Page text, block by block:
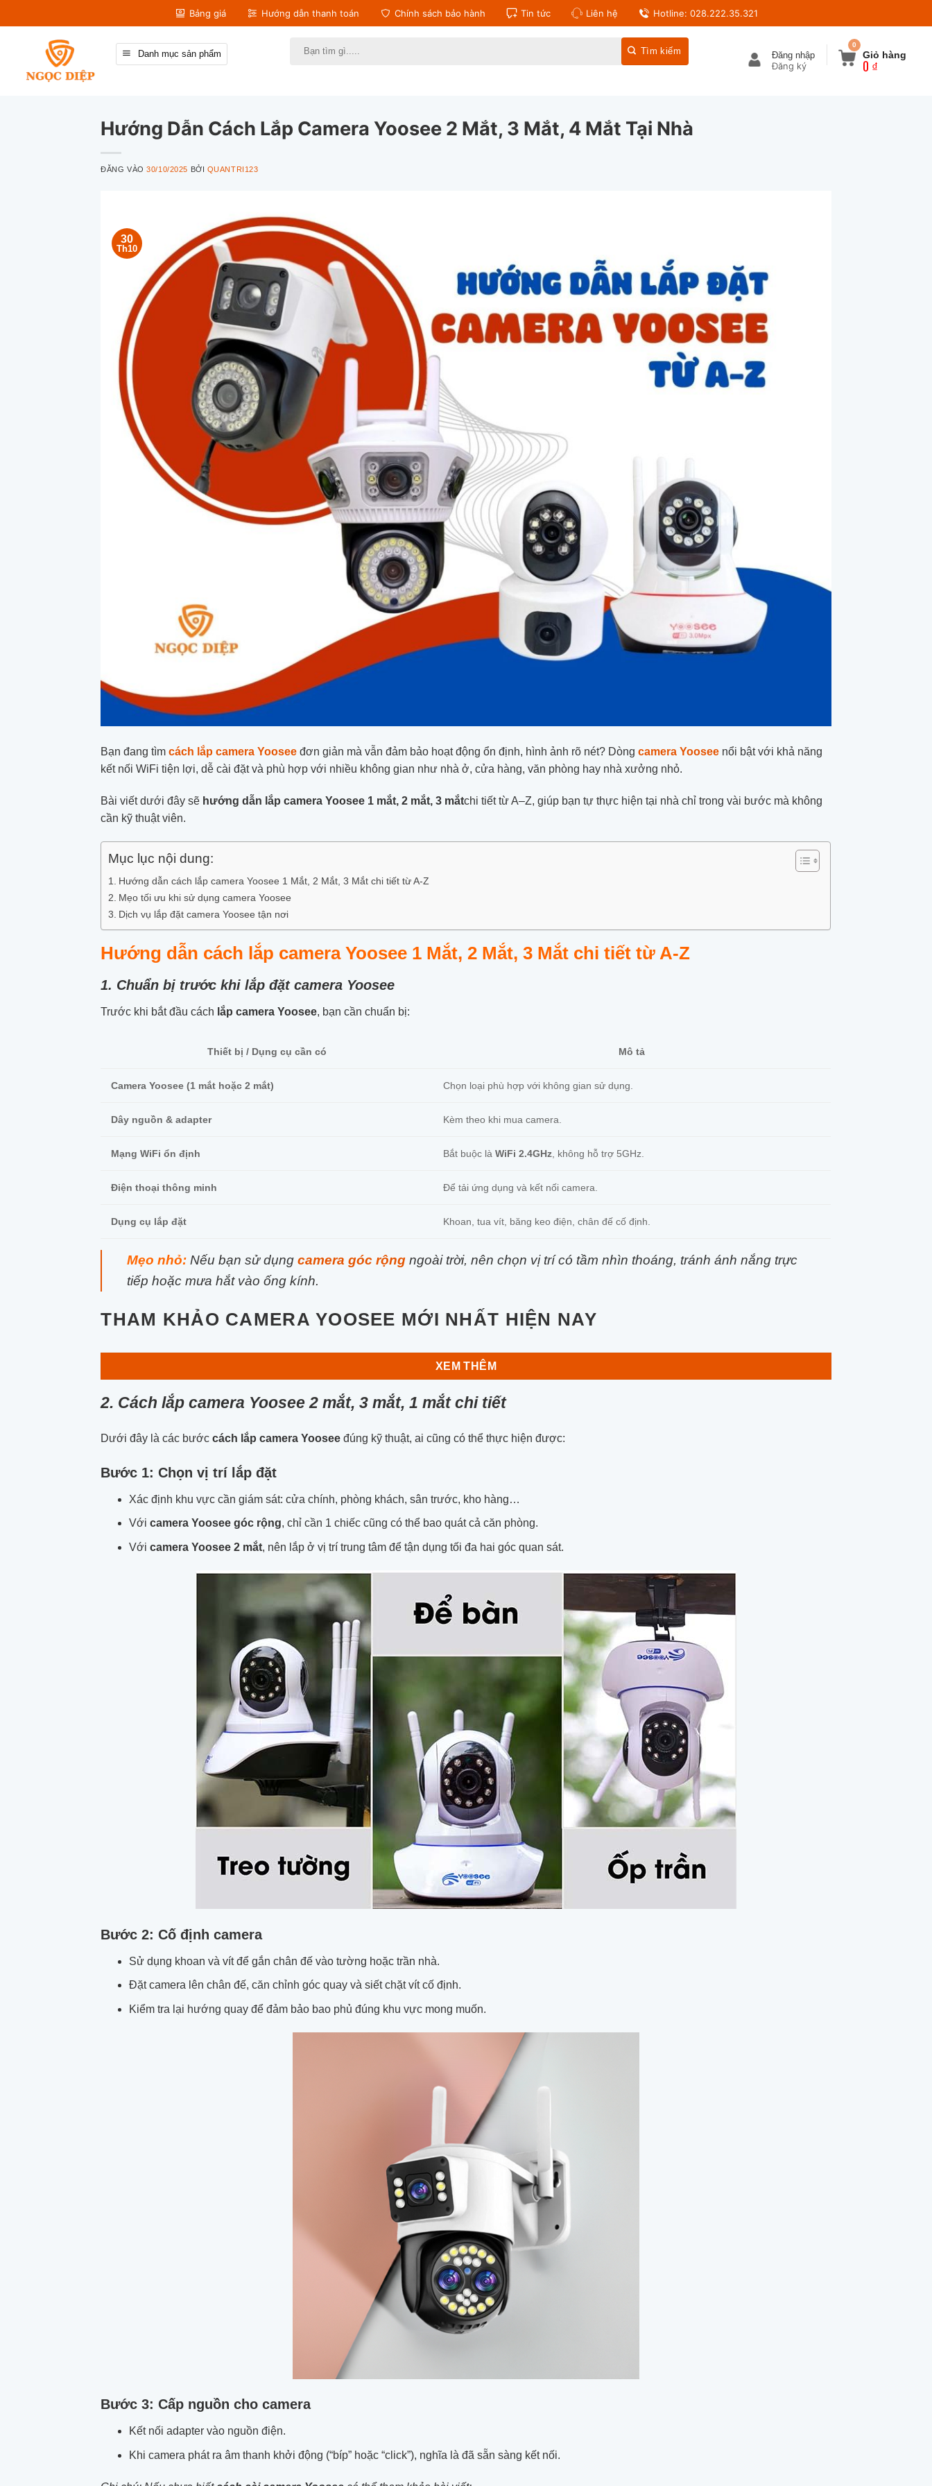
qua
Bảng giá Hướng dẫn thanh toán Chính sách bảo hành Tin tức Liên hệ Hotline: 028.222.35.321
Danh mục sản phẩm
kiếm:
Đăng nhập Giỏ hàng
0 ₫
0
Hướng Dẫn Cách Lắp Camera Yoosee 2 Mắt, 3 Mắt, 4 Mắt Tại Nhà
ĐĂNG VÀO30/10/2025 BỞI QUANTRI123
30
Th10
Bạn đang tìmcách lắp camera Yoosee đơn giản mà vẫn đảm bảo hoạt động ổn định, hình ảnh rõ nét? Dòngcamera Yoosee nổi bật với khả năng
kết nối WiFi tiện lợi, dễ cài đặt và phù hợp với nhiều không gian như nhà ở, cửa hàng, văn phòng hay nhà xưởng nhỏ.
Bài viết dưới đây sẽ hướng dẫn lắp camera Yoosee 1 mắt, 2 mắt, 3 mắtchi tiết từ A–Z, giúp bạn tự thực hiện tại nhà chỉ trong vài bước mà không
cần kỹ thuật viên.
Mục lục nội dung:
Hướng dẫn cách lắp camera Yoosee 1 Mắt, 2 Mắt, 3 Mắt chi tiết từ A-Z
Mẹo tối ưu khi sử dụng camera Yoosee
Dịch vụ lắp đặt camera Yoosee tận nơi
Hướng dẫn cách lắp camera Yoosee 1 Mắt, 2 Mắt, 3 Mắt chi tiết từ A-Z
1. Chuẩn bị trước khi lắp đặt camera Yoosee
Trước khi bắt đầu cách lắp camera Yoosee, bạn cần chuẩn bị:
Thiết bị / Dụng cụ cần có Mô tả
Camera Yoosee (1 mắt hoặc 2 mắt) Chọn loại phù hợp với không gian sử dụng.
Dây nguồn & adapter Kèm theo khi mua camera.
Mạng WiFi ổn định Bắt buộc làWiFi 2.4GHz , không hỗ trợ 5GHz.
Điện thoại thông minh Để tải ứng dụng và kết nối camera.
Dụng cụ lắp đặt Khoan, tua vít, băng keo điện, chân đế cố định.
Mẹo nhỏ: Nếu bạn sử dụngcamera góc rộng ngoài trời, nên chọn vị trí có tầm nhìn thoáng, tránh ánh nắng trực
tiếp hoặc mưa hắt vào ống kính.
THAM KHẢO CAMERA YOOSEE MỚI NHẤT HIỆN NAY
XEM THÊM
2. Cách lắp camera Yoosee 2 mắt, 3 mắt, 1 mắt chi tiết
Dưới đây là các bướccách lắp camera Yoosee đúng kỹ thuật, ai cũng có thể thực hiện được:
Bước 1: Chọn vị trí lắp đặt
Xác định khu vực cần giám sát: cửa chính, phòng khách, sân trước, kho hàng…
Vớicamera Yoosee góc rộng, chỉ cần 1 chiếc cũng có thể bao quát cả căn phòng.
Vớicamera Yoosee 2 mắt, nên lắp ở vị trí trung tâm để tận dụng tối đa hai góc quan sát.
Bước 2: Cố định camera
Sử dụng khoan và vít để gắn chân đế vào tường hoặc trần nhà.
Đặt camera lên chân đế, căn chỉnh góc quay và siết chặt vít cố định.
Kiểm tra lại hướng quay để đảm bảo bao phủ đúng khu vực mong muốn.
Bước 3: Cấp nguồn cho camera
Kết nối adapter vào nguồn điện.
Khi camera phát ra âm thanh khởi động (“bíp” hoặc “click”), nghĩa là đã sẵn sàng kết nối.